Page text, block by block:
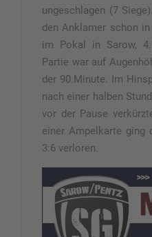
ungeschlagen (7
den Anklamer schon
im Pokal in Sarow,
Partie war auf
der 90.Minute. Im
nach einer halben
vor der Pause
einer Ampelkarte ging
3:6 verloren.